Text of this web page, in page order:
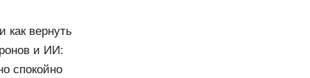
как вернуть
и ИИ:
спокойно